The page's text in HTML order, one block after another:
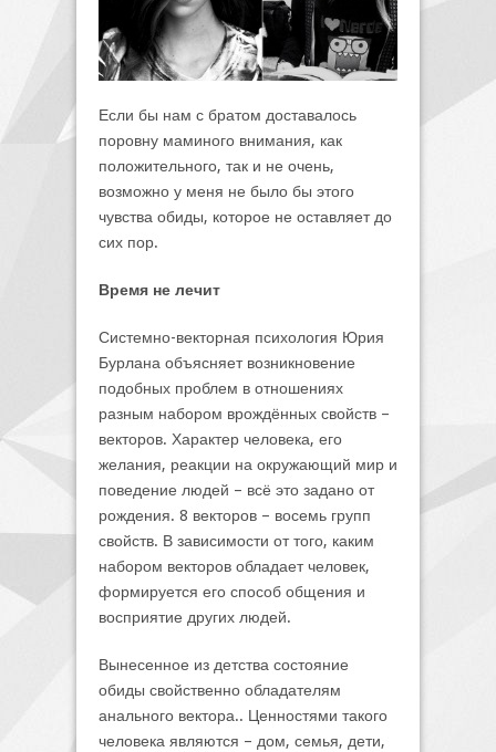
Если бы нам с братом доставалось
поровну маминого внимания, как
положительного, так и не очень,
возможно у меня не было бы этого
чувства обиды, которое не оставляет до
сих пор.
Время не лечит
Системно-векторная психология Юрия
Бурлана объясняет возникновение
подобных проблем в отношениях
разным набором врождённых свойств –
векторов. Характер человека, его
желания, реакции на окружающий мир и
поведение людей – всё это задано от
рождения. 8 векторов – восемь групп
свойств. В зависимости от того, каким
набором векторов обладает человек,
формируется его способ общения и
восприятие других людей.
Вынесенное из детства состояние
обиды свойственно обладателям
анального вектора.. Ценностями такого
человека являются – дом, семья, дети,